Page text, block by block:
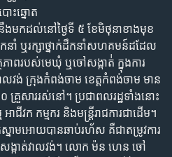
ោះឆ្នោត​
ង​មក​ដល់​នៅ​ថ្ងៃ​ទី ៥ ខែ​មិថុនា​ខាង​មុខ​
ដឹកនាំ ឬ​រក្សា​ថ្នាក់​ដឹកនាំ​សហគមន៍​ដដែល​
ាព​របស់​មេ​ឃុំ ​ឬ​ចៅ​សង្កាត់់​ ក្នុង​ការ​
ាល​វង់ ​ក្រុង​កំពង់​ចាម ​ខេត្ត​កំពង់​ចាម​ មាន​
គ្រួសារ​រស់នៅ។​ ប្រជា​ពល​រដ្ឋ​ទាំង​នោះ​
ជីវក ​កម្មករ​ និង​មន្រ្តី​រាជ​ការ​ជា​ដើម។
ត​ស្នាម​អោយ​បាន​ឆាប់​រហ័ស​ គឺ​ជា​តម្រូវ​ការ​
ង្កាត់​វាល​វង់។ លោក ​ម៉ន ​ហេន ចៅ​